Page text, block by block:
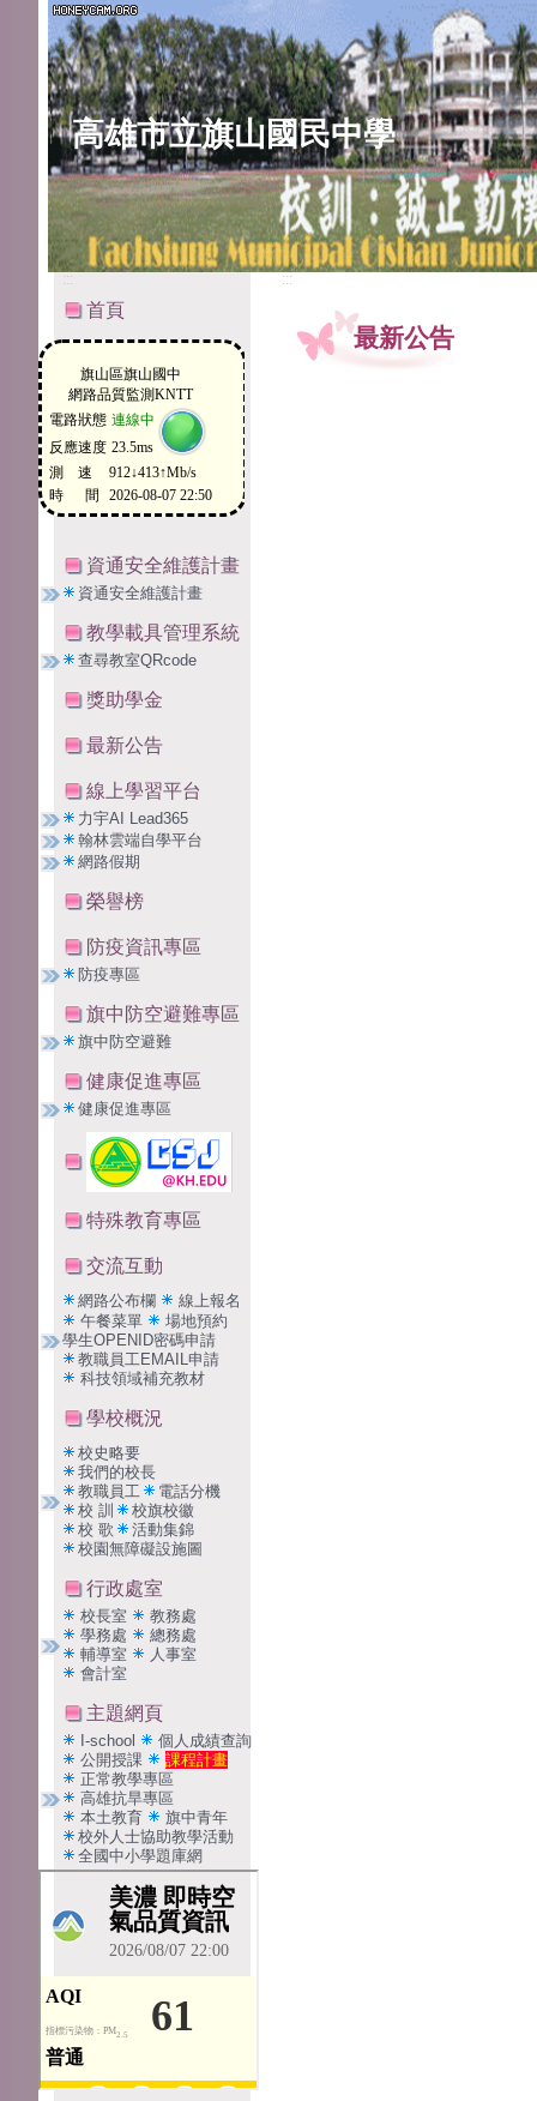
高雄市立旗山國民中學
:::
首頁
資通安全維護計畫
資通安全維護計畫
教學載具管理系統
查尋教室QRcode
獎助學金
最新公告
線上學習平台
力宇AI Lead365
翰林雲端自學平台
網路假期
榮譽榜
防疫資訊專區
防疫專區
旗中防空避難專區
旗中防空避難
健康促進專區
健康促進專區
特殊教育專區
交流互動
網路公布欄
線上報名
午餐菜單
場地預約
學生OPENID密碼申請
教職員工EMAIL申請
科技領域補充教材
學校概況
校史略要
我們的校長
教職員工
電話分機
校 訓
校旗校徽
校 歌
活動集錦
校園無障礙設施圖
行政處室
校長室
教務處
學務處
總務處
輔導室
人事室
會計室
主題網頁
I-school
個人成績查詢
公開授課
課程計畫
正常教學專區
高雄抗旱專區
本土教育
旗中青年
校外人士協助教學活動
全國中小學題庫網
:::
最新公告